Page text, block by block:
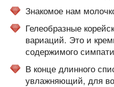
Знакомое нам
Гелеобразные
вариаций. Это и
содержимого
В конце длинного
увлажняющий, для